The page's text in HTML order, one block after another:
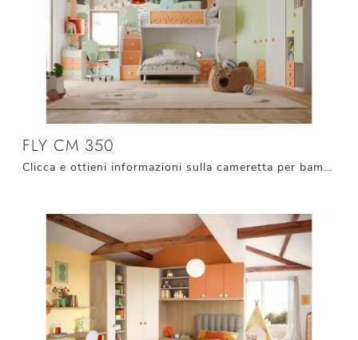
FLY CM 350
Clicca e ottieni informazioni sulla cameretta per bambini Fly CM 350! Le Camerette con letti a castello Giessegi ti aspettano.